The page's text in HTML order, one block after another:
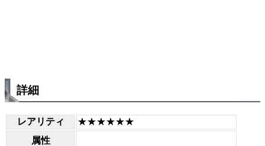
詳細
レアリティ
★★★★★★
属性